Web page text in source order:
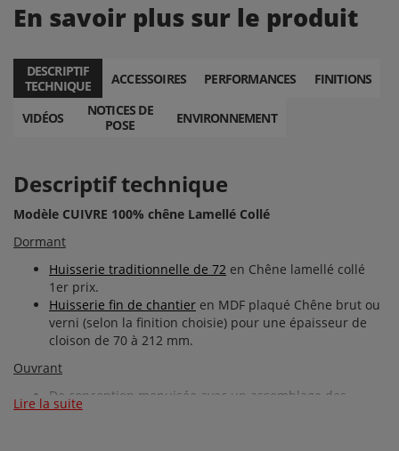
En savoir plus sur le produit
DESCRIPTIF
TECHNIQUE
ACCESSOIRES PERFORMANCES FINITIONS
VIDÉOS
NOTICES DE
POSE
ENVIRONNEMENT
Descriptif technique
Modèle CUIVRE 100% chêne Lamellé Collé
Dormant
Huisserie traditionnelle de 72 en Chêne lamellé collé
1er prix.
Huisserie fin de chantier en MDF plaqué Chêne brut ou
verni (selon la finition choisie) pour une épaisseur de
cloison de 70 à 212 mm.
Ouvrant
De conception menuisée avec un assemblage des
montants et des traverses (lamellés collés replaqués
Lire la suite